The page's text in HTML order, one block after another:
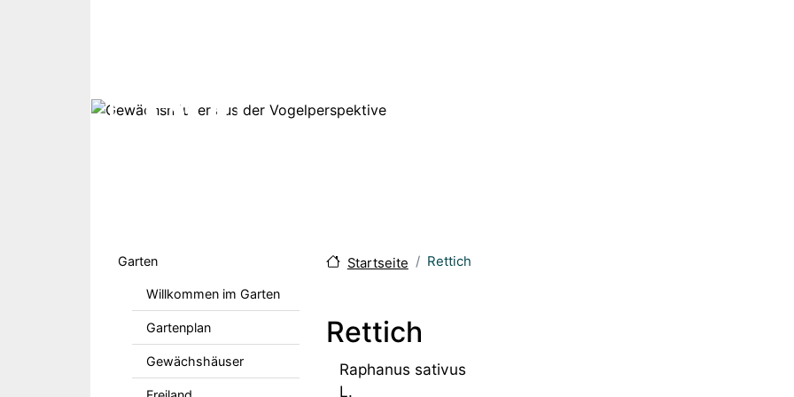
Garten
Willkommen im Garten
Gartenplan
Gewächshäuser
Startseite Rettich
Rettich
Raphanus sativus
L.